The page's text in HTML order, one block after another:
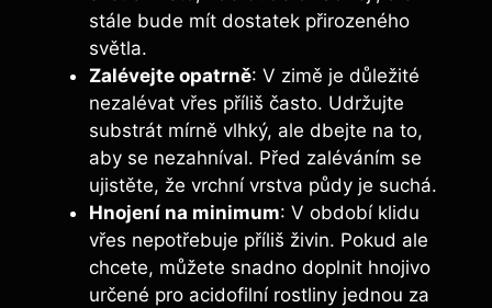
stále bude mít dostatek přirozeného
světla.
Zalévejte opatrně: V zimě je důležité
nezalévat vřes příliš často. Udržujte
substrát mírně vlhký, ale dbejte na to,
aby se nezahníval. Před zaléváním se
ujistěte, že vrchní vrstva půdy je suchá.
Hnojení na minimum: V období klidu
vřes nepotřebuje příliš živin. Pokud ale
chcete, můžete snadno doplnit hnojivo
určené pro acidofilní rostliny jednou za